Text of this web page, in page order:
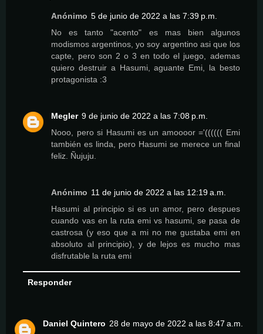
Anónimo 5 de junio de 2022 a las 7:39 p.m.
No es tanto "acento" es mas bien algunos
modismos argentinos, yo soy argentino asi que los
capte, pero son 2 o 3 en todo el juego, ademas
quiero destruir a Hasumi, aguante Emi, la besto
protagonista :3
Megler 9 de junio de 2022 a las 7:08 p.m.
Nooo, pero si Hasumi es un amoooor ='(((((( Emi
también es linda, pero Hasumi se merece un final
feliz. Ñujuju.
Anónimo 11 de junio de 2022 a las 12:19 a.m.
Hasumi al principio si es un amor, pero despues
cuando vas en la ruta emi vs hasumi, se pasa de
castrosa (y eso que a mi no me gustaba emi en
absoluto al principio), y de lejos es mucho mas
disfrutable la ruta emi
Responder
Daniel Quintero 28 de mayo de 2022 a las 8:47 a.m.